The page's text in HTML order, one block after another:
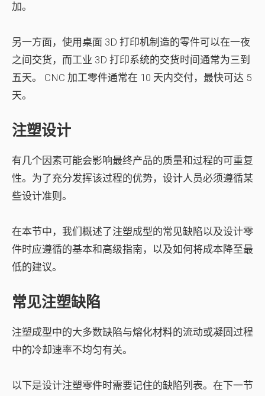
加。
另一方面，使用桌面 3D 打印机制造的零件可以在一夜
之间交货，而工业 3D 打印系统的交货时间通常为三到
五天。 CNC 加工零件通常在 10 天内交付，最快可达 5
天。
注塑设计
有几个因素可能会影响最终产品的质量和过程的可重复
性。为了充分发挥该过程的优势，设计人员必须遵循某
些设计准则。
在本节中，我们概述了注塑成型的常见缺陷以及设计零
件时应遵循的基本和高级指南，以及如何将成本降至最
低的建议。
常见注塑缺陷
注塑成型中的大多数缺陷与熔化材料的流动或凝固过程
中的冷却速率不均匀有关。
以下是设计注塑零件时需要记住的缺陷列表。在下一节